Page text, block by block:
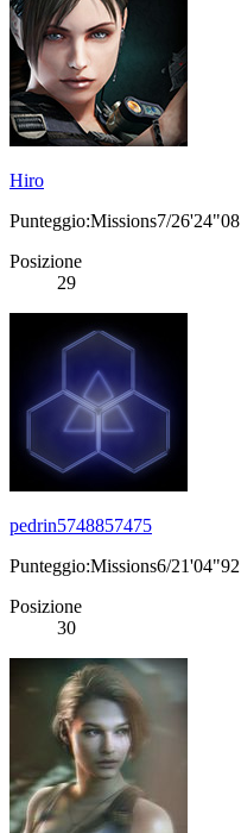
Hiro
Punteggio:Missions7/26'24"08
Posizione
29
pedrin5748857475
Punteggio:Missions6/21'04"92
Posizione
30